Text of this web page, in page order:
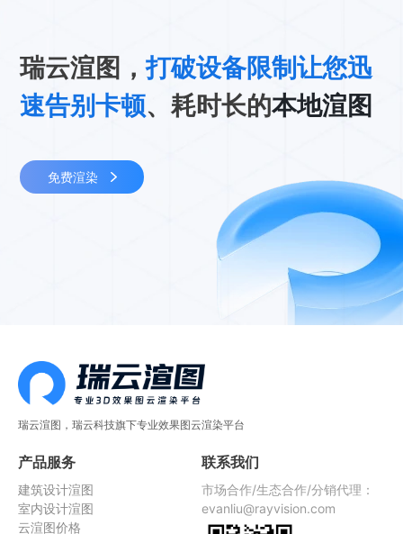
瑞云渲图，打破设备限制让您迅
速告别卡顿、耗时长的本地渲图
免费渲染
瑞云渲图，瑞云科技旗下专业效果图云渲染平台
产品服务
建筑设计渲图
室内设计渲图
云渲图价格
联系我们
市场合作/生态合作/分销代理：
evanliu@rayvision.com